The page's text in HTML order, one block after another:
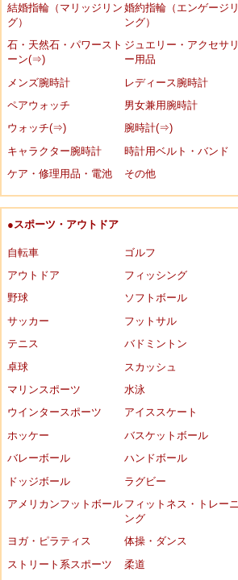
結婚指輪（マリッジリン
グ）
婚約指輪（エンゲージリ
ング）
石・天然石・パワースト
ーン(⇒)
ジュエリー・アクセサリ
ー用品
メンズ腕時計
レディース腕時計
ペアウォッチ
男女兼用腕時計
ウォッチ(⇒)
腕時計(⇒)
キャラクター腕時計
時計用ベルト・バンド
ケア・修理用品・電池
その他
●スポーツ・アウトドア
自転車
ゴルフ
アウトドア
フィッシング
野球
ソフトボール
サッカー
フットサル
テニス
バドミントン
卓球
スカッシュ
マリンスポーツ
水泳
ウインタースポーツ
アイススケート
ホッケー
バスケットボール
バレーボール
ハンドボール
ドッジボール
ラグビー
アメリカンフットボール フィットネス・トレーニ
ング
ヨガ・ピラティス
体操・ダンス
ストリート系スポーツ
柔道